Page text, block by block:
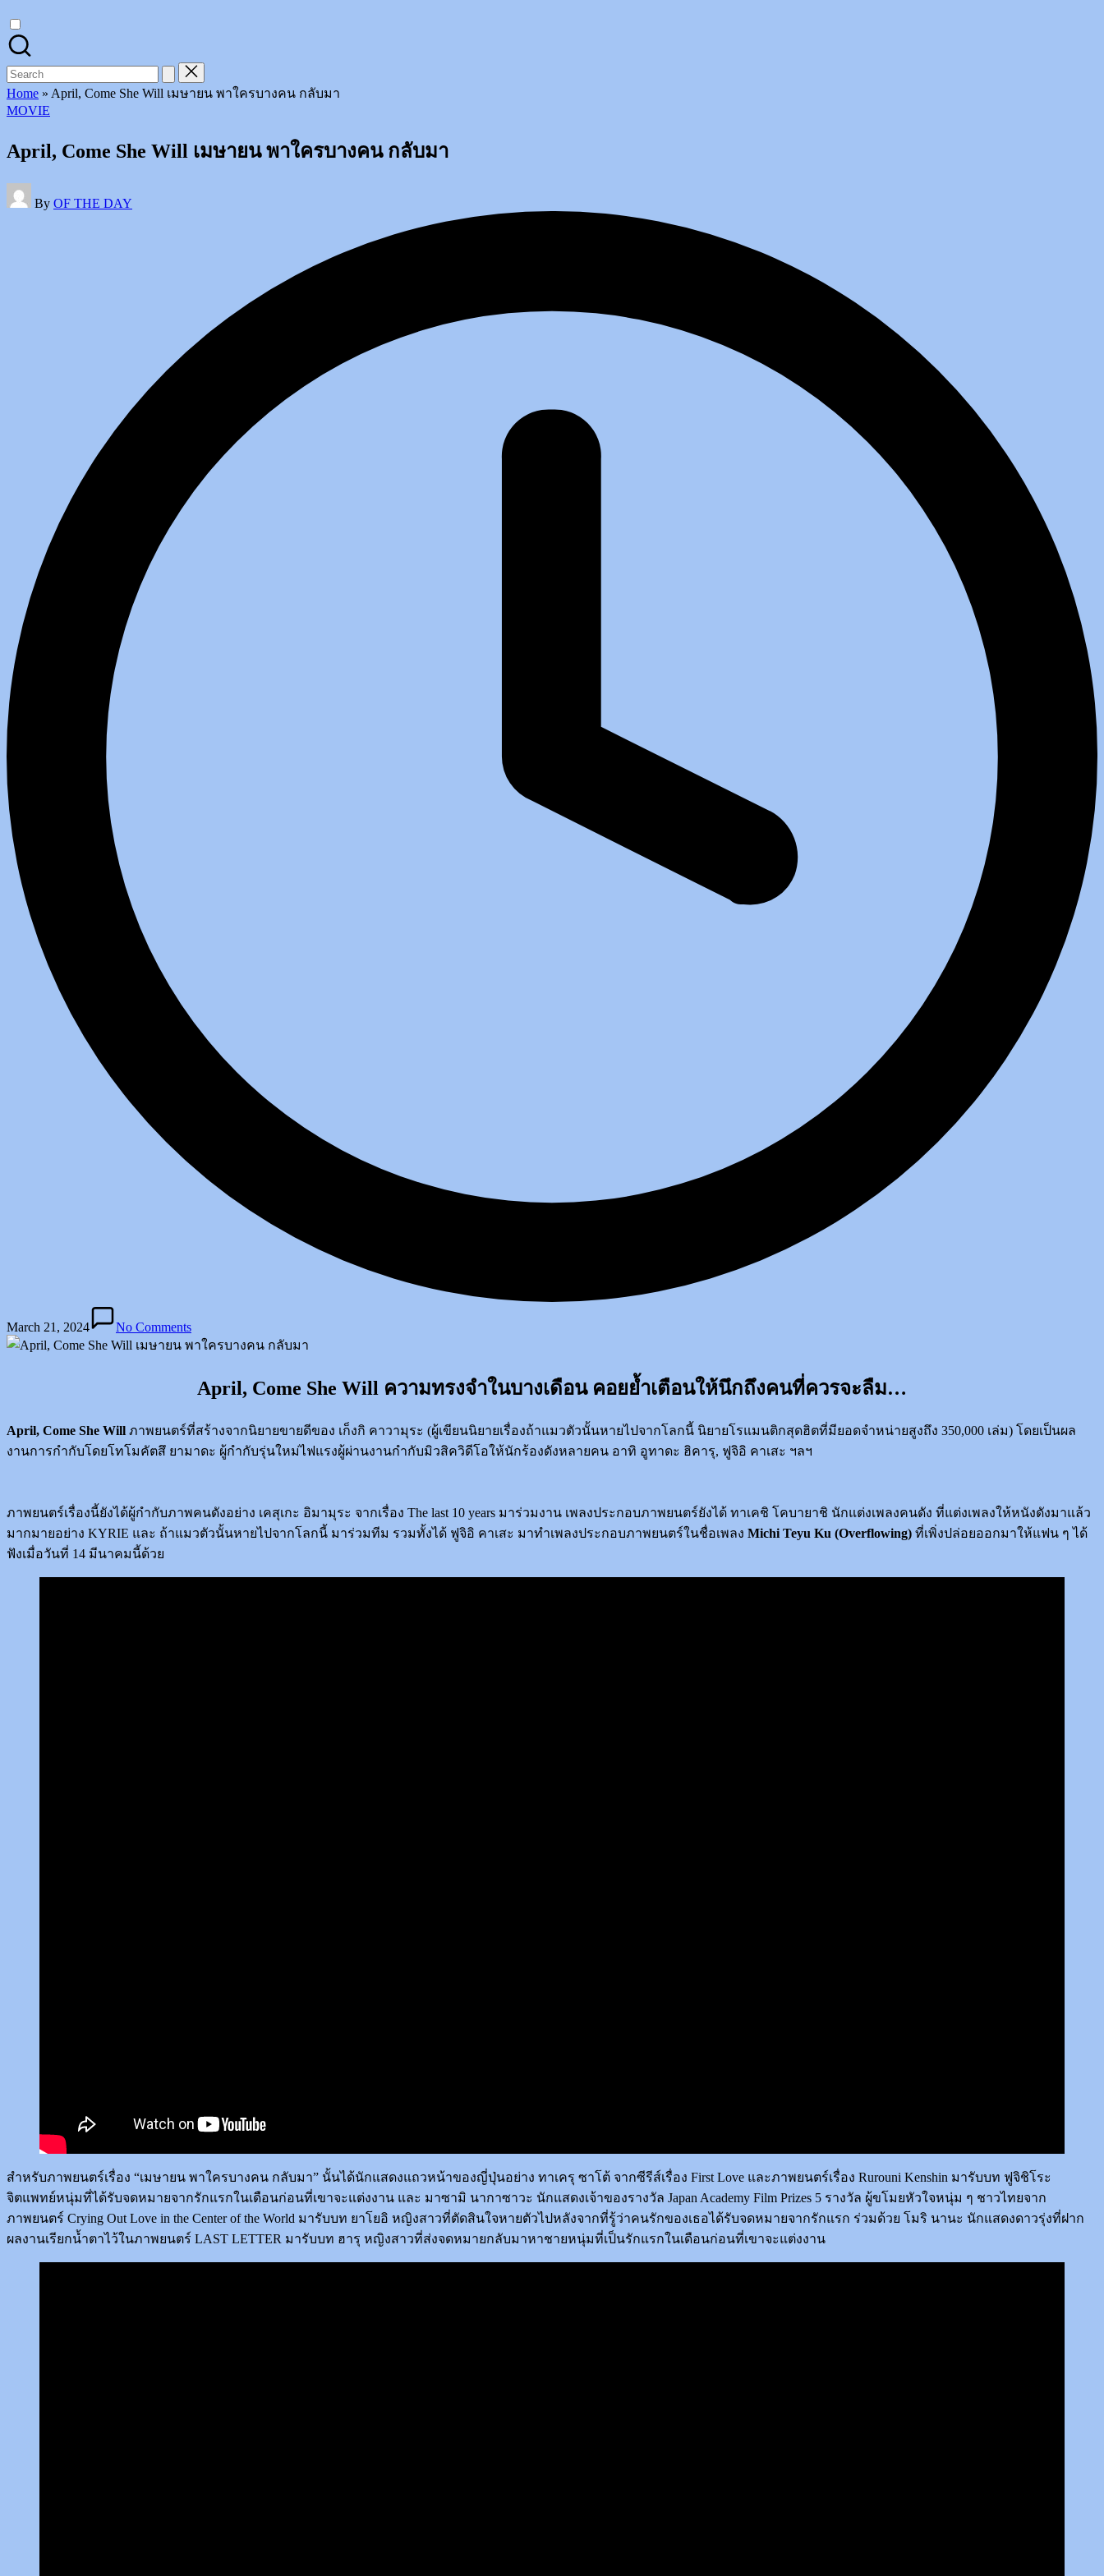
Search
for:
Home » April, Come She Will เมษายน พาใครบางคน กลับมา
Posted
MOVIE
April, Come She Will เมษายน พาใครบางคน กลับมา
Posted
by
By OF THE DAY
March 21, 2024 No Comments
April, Come She Will ความทรงจำในบางเดือน คอยย้ำเตือนให้นึกถึงคนที่ควรจะลืม…
April, Come She Will ภาพยนตร์ที่สร้างจากนิยายขายดีของ เก็งกิ คาวามุระ (ผู้เขียนนิยายเรื่องถ้าแมวตัวนั้นหายไปจากโลกนี้ นิยายโรแมนติกสุดฮิตที่มียอดจำหน่ายสูงถึง 350,000 เล่ม) โดยเป็นผล
งานการกำกับโดยโทโมคัตสึ ยามาดะ ผู้กำกับรุ่นใหม่ไฟแรงผู้ผ่านงานกำกับมิวสิควิดีโอให้นักร้องดังหลายคน อาทิ อูทาดะ ฮิคารุ, ฟูจิอิ คาเสะ ฯลฯ
ภาพยนตร์เรื่องนี้ยังได้ผู้กำกับภาพคนดังอย่าง เคสุเกะ อิมามุระ จากเรื่อง The last 10 years มาร่วมงาน เพลงประกอบภาพยนตร์ยังได้ ทาเคชิ โคบายาชิ นักแต่งเพลงคนดัง ที่แต่งเพลงให้หนังดังมาแล้ว
มากมายอย่าง KYRIE และ ถ้าแมวตัวนั้นหายไปจากโลกนี้ มาร่วมทีม รวมทั้งได้ ฟูจิอิ คาเสะ มาทำเพลงประกอบภาพยนตร์ในชื่อเพลง Michi Teyu Ku (Overflowing) ที่เพิ่งปล่อยออกมาให้แฟน ๆ ได้
ฟังเมื่อวันที่ 14 มีนาคมนี้ด้วย
สำหรับภาพยนตร์เรื่อง “เมษายน พาใครบางคน กลับมา” นั้นได้นักแสดงแถวหน้าของญี่ปุ่นอย่าง ทาเครุ ซาโต้ จากซีรีส์เรื่อง First Love และภาพยนตร์เรื่อง Rurouni Kenshin มารับบท ฟูจิชิโระ
จิตแพทย์หนุ่มที่ได้รับจดหมายจากรักแรกในเดือนก่อนที่เขาจะแต่งงาน และ มาซามิ นากาซาวะ นักแสดงเจ้าของรางวัล Japan Academy Film Prizes 5 รางวัล ผู้ขโมยหัวใจหนุ่ม ๆ ชาวไทยจาก
ภาพยนตร์ Crying Out Love in the Center of the World มารับบท ยาโยอิ หญิงสาวที่ตัดสินใจหายตัวไปหลังจากที่รู้ว่าคนรักของเธอได้รับจดหมายจากรักแรก ร่วมด้วย โมริ นานะ นักแสดงดาวรุ่งที่ฝาก
ผลงานเรียกน้ำตาไว้ในภาพยนตร์ LAST LETTER มารับบท ฮารุ หญิงสาวที่ส่งจดหมายกลับมาหาชายหนุ่มที่เป็นรักแรกในเดือนก่อนที่เขาจะแต่งงาน